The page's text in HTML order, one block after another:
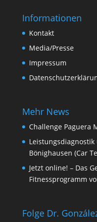
Informationen
Kontakt
Media/Presse
Impressum
Mehr News
Challenge Paguera
Bönighausen (Car
Jetzt online! – Das
Fitnessprogramm
Folge Dr.